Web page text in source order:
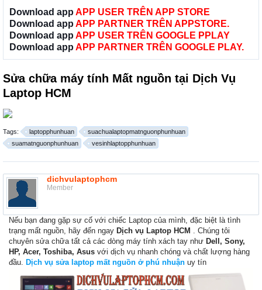
Download app APP USER TRÊN APP STORE
Download app APP PARTNER TRÊN APPSTORE.
Download app APP USER TRÊN GOOGLE PPLAY
Download app APP PARTNER TRÊN GOOGLE PLAY.
Sửa chữa máy tính Mất nguồn tại Dịch Vụ
Laptop HCM
Tags: laptopphunhuan
suachualaptopmatnguonphunhuan
suamatnguonphunhuan
vesinhlaptopphunhuan
dichvulaptophcm
Member
Nếu bạn đang gặp sự cố với chiếc Laptop của mình, đặc biệt là tình
trạng mất nguồn, hãy đến ngay Dịch vụ Laptop HCM . Chúng tôi
chuyên sửa chữa tất cả các dòng máy tính xách tay như Dell, Sony,
HP, Acer, Toshiba, Asus với dịch vụ nhanh chóng và chất lượng hàng
đầu. Dịch vụ sửa laptop mất nguồn ở phú nhuận uy tín